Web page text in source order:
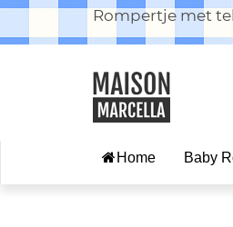
Rompertje met
Home Baby